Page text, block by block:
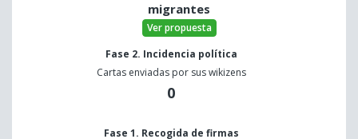
migrantes
Ver propuesta
Fase 2. Incidencia política
Cartas enviadas por sus wikizens
0
Fase 1. Recogida de firmas